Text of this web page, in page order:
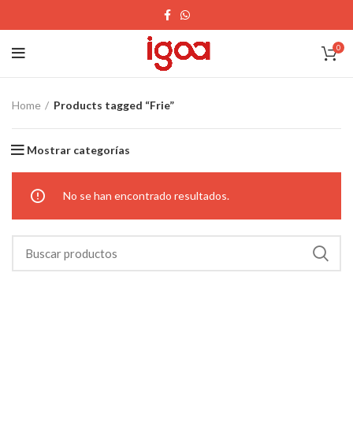
0
Home Products tagged “Frie”
Mostrar categorías
No se han encontrado resultados.